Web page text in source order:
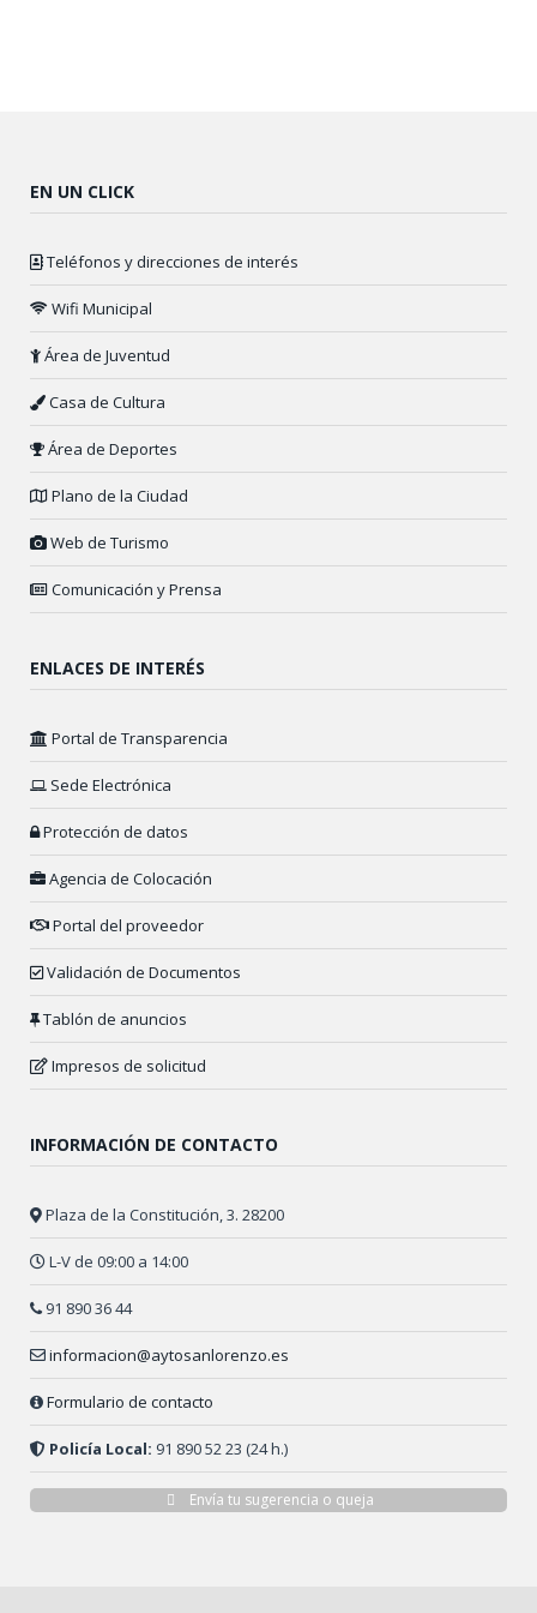
EN UN CLICK
Teléfonos y direcciones de interés
Wifi Municipal
Área de Juventud
Casa de Cultura
Área de Deportes
Plano de la Ciudad
Web de Turismo
Comunicación y Prensa
ENLACES DE INTERÉS
Portal de Transparencia
Sede Electrónica
Protección de datos
Agencia de Colocación
Portal del proveedor
Validación de Documentos
Tablón de anuncios
Impresos de solicitud
INFORMACIÓN DE CONTACTO
Plaza de la Constitución, 3. 28200
L-V de 09:00 a 14:00
91 890 36 44
informacion@aytosanlorenzo.es
Formulario de contacto
Policía Local: 91 890 52 23 (24 h.)
Envía tu sugerencia o queja